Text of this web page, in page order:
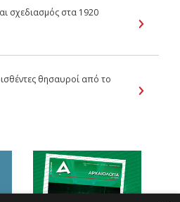
σχεδιασμός στα 1920
θησαυροί από το